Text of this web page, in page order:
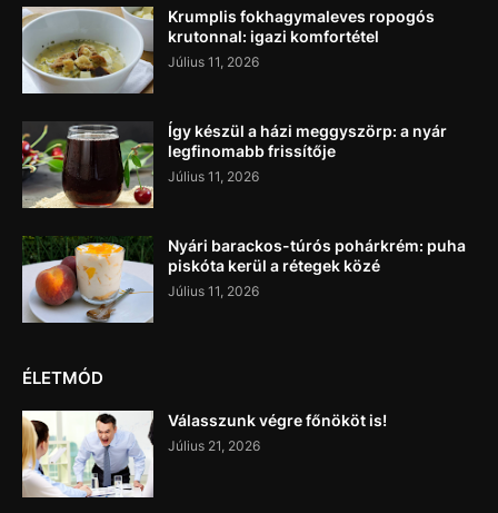
Krumplis fokhagymaleves ropogós
krutonnal: igazi komfortétel
Július 11, 2026
Így készül a házi meggyszörp: a nyár
legfinomabb frissítője
Július 11, 2026
Nyári barackos-túrós pohárkrém: puha
piskóta kerül a rétegek közé
Július 11, 2026
ÉLETMÓD
Válasszunk végre főnököt is!
Július 21, 2026